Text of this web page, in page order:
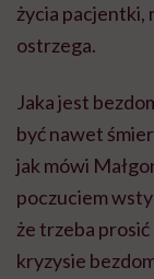
życia pacjentki,
ostrzega.
Jaka jest
być nawet
jak mówi
poczuciem
że trzeba
kryzysie